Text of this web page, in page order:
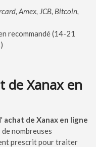
Amex, JCB, Bitcoin,
recommandé (14-21
de Xanax en
achat de Xanax en ligne
nombreuses
prescrit pour traiter